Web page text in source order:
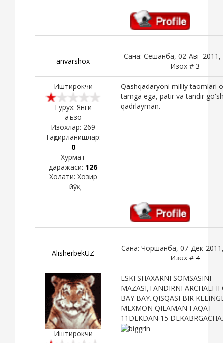
anvarshox
Сана: Сешанба, 02-Авг-
Изох # 3
Иштирокчи
Гурух: Янги
аъзо
Изохлар: 269
Тақдирланишлар:
0
Хурмат
даражаси: 126
Холати: Хозир
йўқ
Qashqadaryoni milliy taomlari
tamga ega, patir va tandir
qadrlayman.
AlisherbekUZ
Сана: Чоршанба, 07-Дек-
Изох # 4
Иштирокчи
ESKI SHAXARNI SOMSASINI
MAZASI,TANDIRNI ARCHALI
BAY BAY..QISQASI BIR
MEXMON QILAMAN FAQAT
11DEKDAN 15